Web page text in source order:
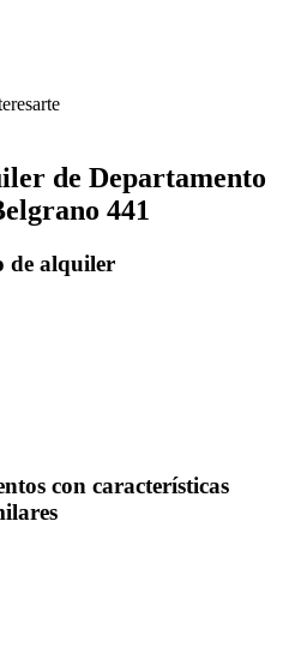
de Departamento
441
de alquiler
con características